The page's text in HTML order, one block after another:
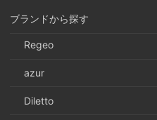
ブランドから探す
Regeo
azur
Diletto